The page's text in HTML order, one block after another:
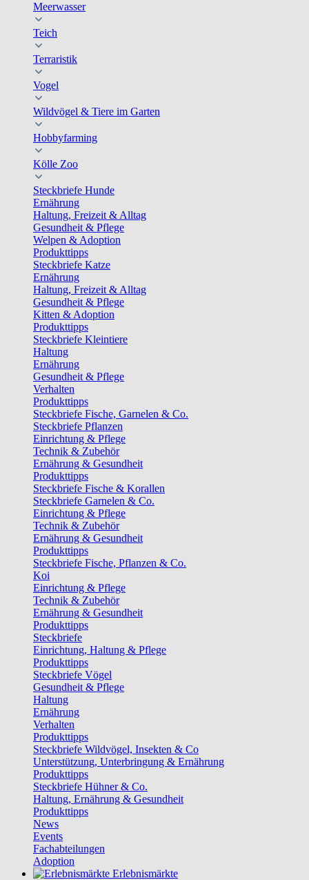
Meerwasser
Teich
Terraristik
Vogel
Wildvögel & Tiere im Garten
Hobbyfarming
Kölle Zoo
Steckbriefe Hunde
Ernährung
Haltung, Freizeit & Alltag
Gesundheit & Pflege
Welpen & Adoption
Produkttipps
Steckbriefe Katze
Ernährung
Haltung, Freizeit & Alltag
Gesundheit & Pflege
Kitten & Adoption
Produkttipps
Steckbriefe Kleintiere
Haltung
Ernährung
Gesundheit & Pflege
Verhalten
Produkttipps
Steckbriefe Fische, Garnelen & Co.
Steckbriefe Pflanzen
Einrichtung & Pflege
Technik & Zubehör
Ernährung & Gesundheit
Produkttipps
Steckbriefe Fische & Korallen
Steckbriefe Garnelen & Co.
Einrichtung & Pflege
Technik & Zubehör
Ernährung & Gesundheit
Produkttipps
Steckbriefe Fische, Pflanzen & Co.
Koi
Einrichtung & Pflege
Technik & Zubehör
Ernährung & Gesundheit
Produkttipps
Steckbriefe
Einrichtung, Haltung & Pflege
Produkttipps
Steckbriefe Vögel
Gesundheit & Pflege
Haltung
Ernährung
Verhalten
Produkttipps
Steckbriefe Wildvögel, Insekten & Co
Unterstützung, Unterbringung & Ernährung
Produkttipps
Steckbriefe Hühner & Co.
Haltung, Ernährung & Gesundheit
Produkttipps
News
Events
Fachabteilungen
Adoption
Erlebnismärkte